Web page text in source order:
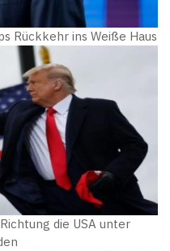
Rückkehr ins Weiße Haus
die USA unter